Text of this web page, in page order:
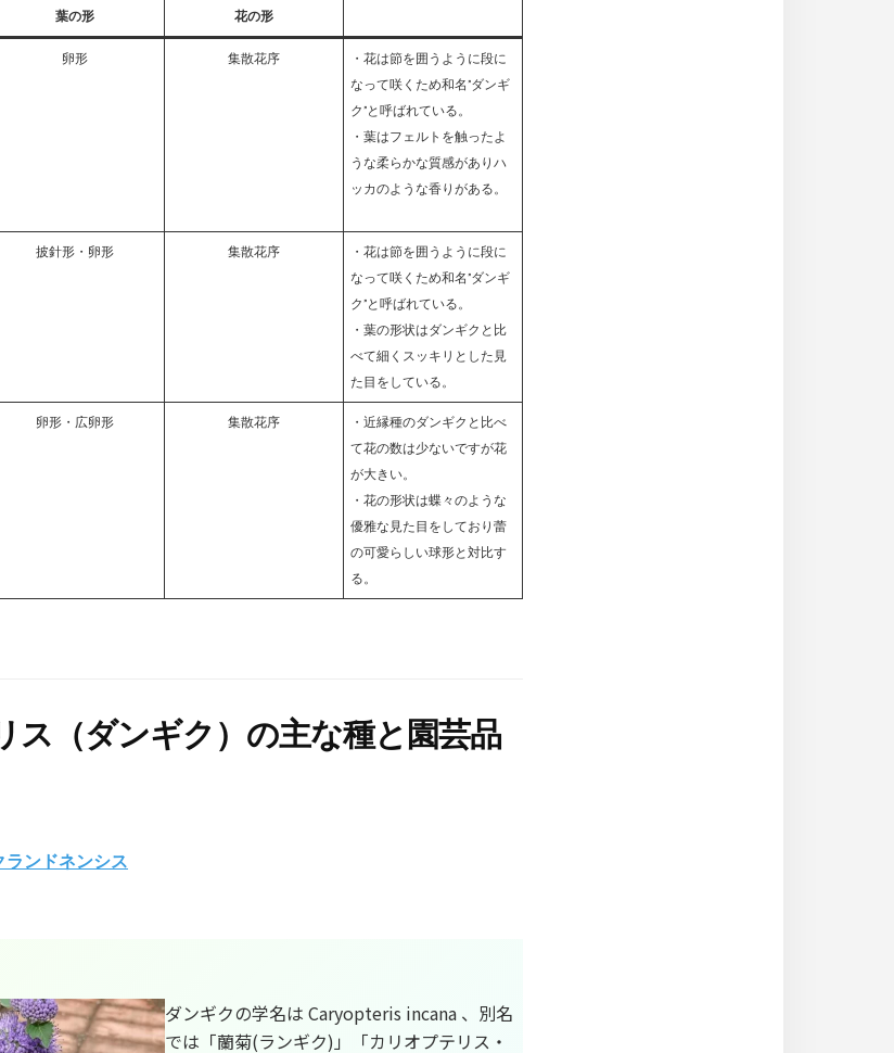
葉の形 花の形
卵形 集散花序
・花は節を囲うように段に
なって咲くため和名”ダンギ
ク”と呼ばれている。
・葉はフェルトを触ったよ
うな柔らかな質感がありハ
ッカのような香りがある。
披針形・卵形 集散花序
・花は節を囲うように段に
なって咲くため和名”ダンギ
ク”と呼ばれている。
・葉の形状はダンギクと比
べて細くスッキリとした見
た目をしている。
卵形・広卵形 集散花序
・近縁種のダンギクと比べ
て花の数は少ないですが花
が大きい。
・花の形状は蝶々のような
優雅な見た目をしており蕾
の可愛らしい球形と対比す
る。
ス（ダンギク）の主な種と園芸品
ランドネンシス
ダンギクの学名は Caryopteris incana 、別名
では「蘭菊(ランギク)」「カリオプテリス・